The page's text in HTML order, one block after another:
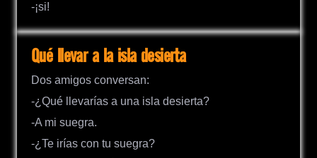
-¡si!
Qué llevar a la isla desierta
Dos amigos conversan:
-¿Qué llevarías a una isla desierta?
-A mi suegra.
-¿Te irías con tu suegra?